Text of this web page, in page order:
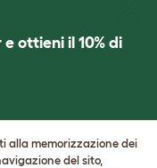
ottieni il 10% di
alla memorizzazione dei
del sito,